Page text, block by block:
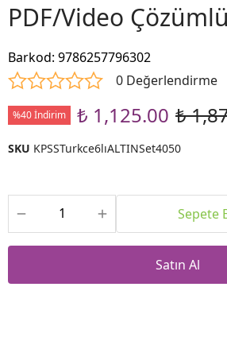
PDF/Video Çözümlü
Barkod: 9786257796302
0 Değerlendirme
%40 İndirim ₺ 1,125.00 ₺
SKU KPSSTurkce6lıALTINSet4050
Sepete
Satın Al